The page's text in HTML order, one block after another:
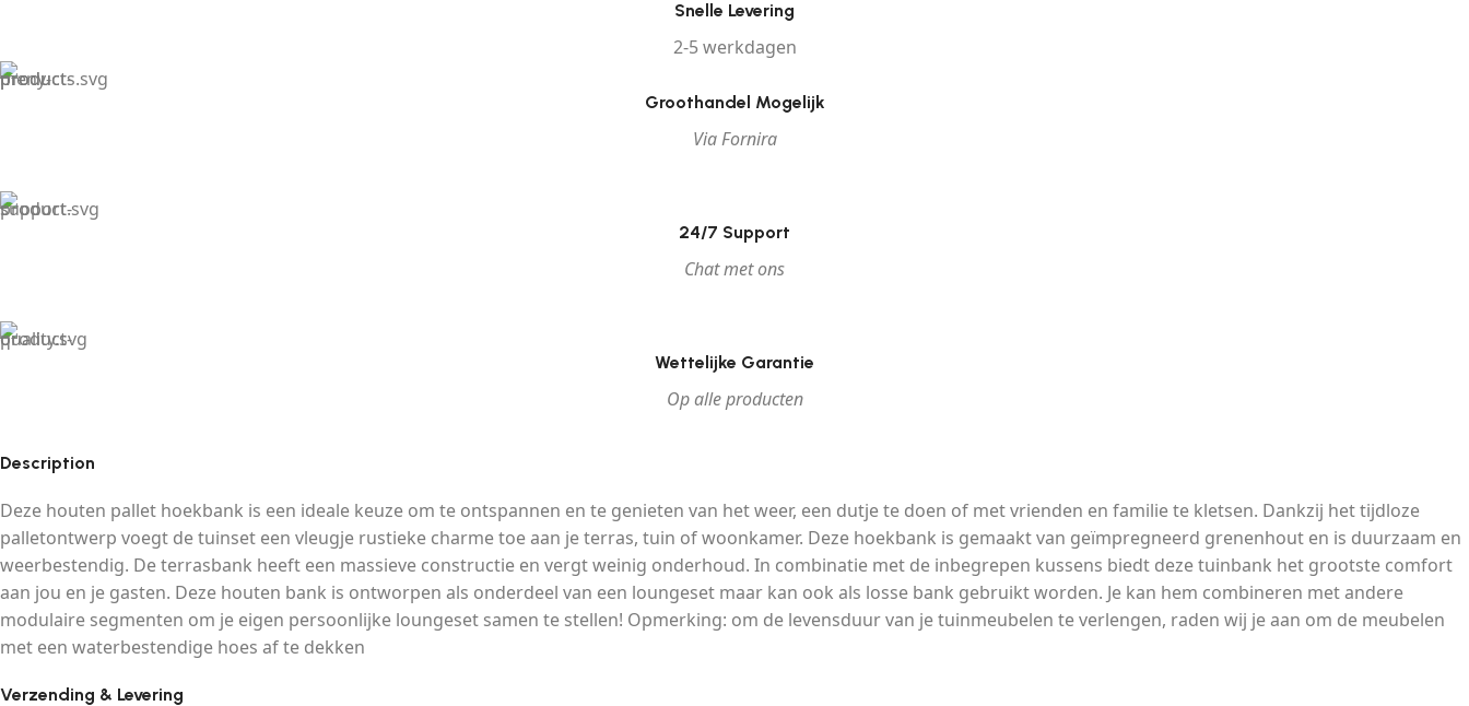
Snelle Levering
2-5 werkdagen
Groothandel Mogelijk
Via Fornira
24/7 Support
Chat met ons
Wettelijke Garantie
Op alle producten
Description
Deze houten pallet hoekbank is een ideale keuze om te ontspannen en te genieten van het weer, een dutje te doen of met vrienden en familie te kletsen. Dankzij het tijdloze
palletontwerp voegt de tuinset een vleugje rustieke charme toe aan je terras, tuin of woonkamer. Deze hoekbank is gemaakt van geïmpregneerd grenenhout en is duurzaam en
weerbestendig. De terrasbank heeft een massieve constructie en vergt weinig onderhoud. In combinatie met de inbegrepen kussens biedt deze tuinbank het grootste comfort
aan jou en je gasten. Deze houten bank is ontworpen als onderdeel van een loungeset maar kan ook als losse bank gebruikt worden. Je kan hem combineren met andere
modulaire segmenten om je eigen persoonlijke loungeset samen te stellen! Opmerking: om de levensduur van je tuinmeubelen te verlengen, raden wij je aan om de meubelen
met een waterbestendige hoes af te dekken
Verzending & Levering